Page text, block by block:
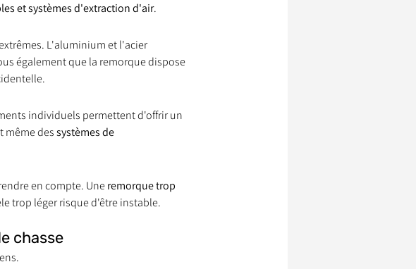
et systèmes d'extraction d'air.
L'aluminium et l'acier
également que la remorque dispose
individuels permettent d'offrir un
même des systèmes de
en compte. Une remorque trop
trop léger risque d'être instable.
chasse